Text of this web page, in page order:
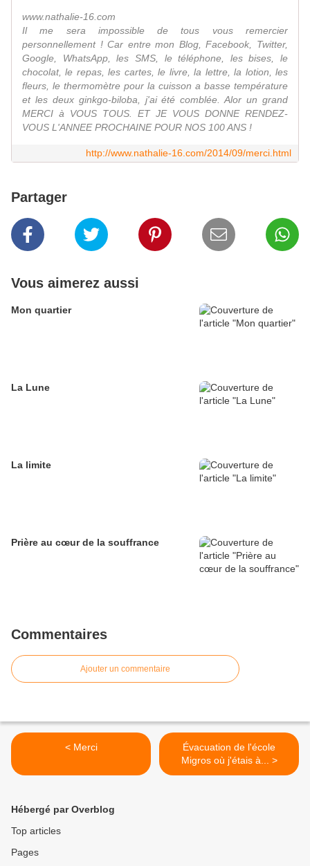
www.nathalie-16.com
Il me sera impossible de tous vous remercier
personnellement ! Car entre mon Blog, Facebook, Twitter,
Google, WhatsApp, les SMS, le téléphone, les bises, le
chocolat, le repas, les cartes, le livre, la lettre, la lotion, les
fleurs, le thermomètre pour la cuisson a basse température
et les deux ginkgo-biloba, j'ai été comblée. Alor un grand
MERCI à VOUS TOUS. ET JE VOUS DONNE RENDEZ-
VOUS L'ANNEE PROCHAINE POUR NOS 100 ANS !
http://www.nathalie-16.com/2014/09/merci.html
Partager
Vous aimerez aussi
Mon quartier
La Lune
La limite
Prière au cœur de la souffrance
Commentaires
Ajouter un commentaire
< Merci
Évacuation de l'école
Migros où j'étais à... >
Hébergé par Overblog
Top articles
Pages